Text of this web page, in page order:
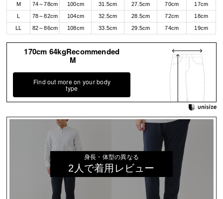
M
74～78cm 100cm 31.5cm 27.5cm 70cm
17cm
L
78～82cm 104cm 32.5cm 28.5cm 72cm
18cm
LL
82～86cm 108cm 33.5cm 29.5cm 74cm 19cm
170cm 64kgRecommended
M
Find out more on your body
type
身長・体型の異なる
2人で着用レビュー